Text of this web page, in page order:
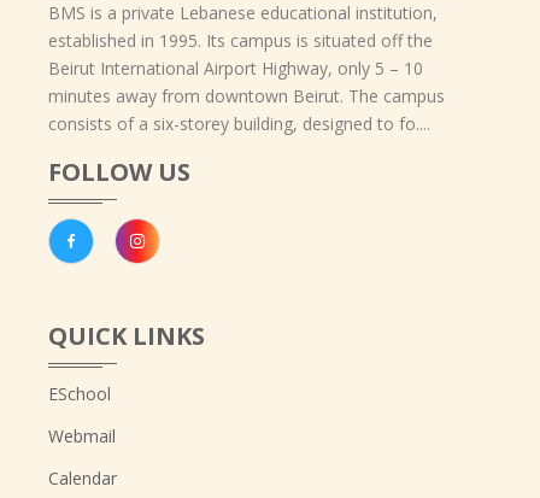
BMS is a private Lebanese educational institution,
established in 1995. Its campus is situated off the
Beirut International Airport Highway, only 5 – 10
minutes away from downtown Beirut. The campus
consists of a six-storey building, designed to fo....
FOLLOW US
QUICK LINKS
ESchool
Webmail
Calendar